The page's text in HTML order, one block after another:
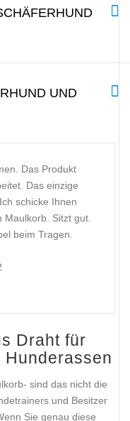
R
UND
Das Produkt
Das einzige
schicke Ihnen
Sitzt gut.
beim Tragen.
Draht für
sind das nicht die
und Besitzer
Sie genau diese